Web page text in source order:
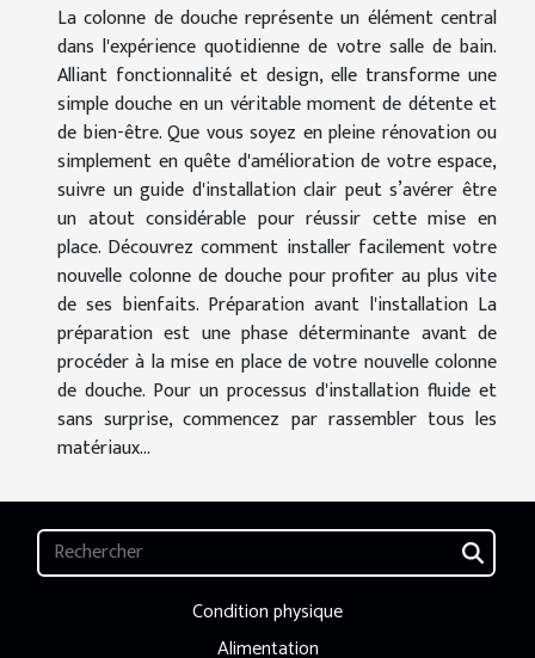
La colonne de douche représente un élément central
dans l'expérience quotidienne de votre salle de bain.
Alliant fonctionnalité et design, elle transforme une
simple douche en un véritable moment de détente et
de bien-être. Que vous soyez en pleine rénovation ou
simplement en quête d'amélioration de votre espace,
suivre un guide d'installation clair peut s’avérer être
un atout considérable pour réussir cette mise en
place. Découvrez comment installer facilement votre
nouvelle colonne de douche pour profiter au plus vite
de ses bienfaits. Préparation avant l'installation La
préparation est une phase déterminante avant de
procéder à la mise en place de votre nouvelle colonne
de douche. Pour un processus d'installation fluide et
sans surprise, commencez par rassembler tous les
matériaux...
Condition physique
Alimentation